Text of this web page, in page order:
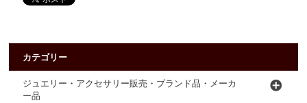
カテゴリー
ジュエリー・アクセサリー販売・ブランド品・メーカ
ー品